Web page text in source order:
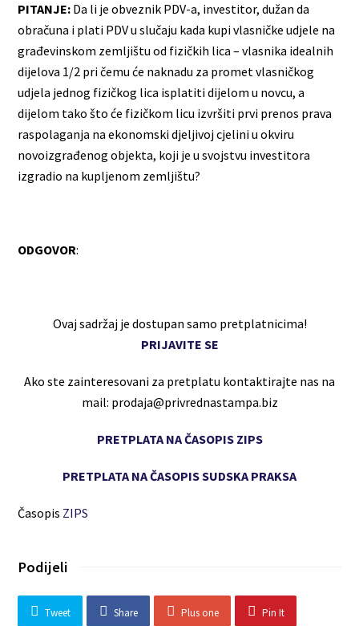
PITANJE: Da li je obveznik PDV-a, investitor, dužan da
obračuna i plati PDV u slučaju kada kupi vlasničke udjele na
građevinskom zemljištu od fizičkih lica – vlasnika idealnih
dijelova 1/2 pri čemu će naknadu za promet vlasničkog
udjela jednog fizičkog lica isplatiti dijelom u novcu, a
dijelom tako što će fizičkom licu izvršiti prvi prenos prava
raspolaganja na ekonomski djeljivoj cjelini u okviru
novoizgrađenog objekta, koji je u svojstvu investitora
izgradio na kupljenom zemljištu?
ODGOVOR:
Ovaj sadržaj je dostupan samo pretplatnicima!
PRIJAVITE SE
Ako ste zainteresovani za pretplatu kontaktirajte nas na
mail: prodaja@privrednastampa.biz
PRETPLATA NA ČASOPIS ZIPS
PRETPLATA NA ČASOPIS SUDSKA PRAKSA
Časopis ZIPS
Podijeli
Tweet Share Plus one Pin It